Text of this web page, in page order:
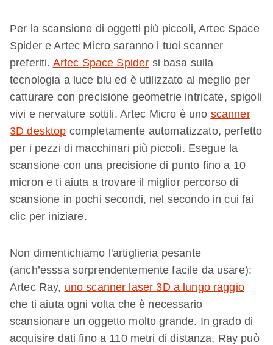
Per la scansione di oggetti più piccoli, Artec Space
Spider e Artec Micro saranno i tuoi scanner
preferiti. Artec Space Spider si basa sulla
tecnologia a luce blu ed è utilizzato al meglio per
catturare con precisione geometrie intricate, spigoli
vivi e nervature sottili. Artec Micro è uno scanner
3D desktop completamente automatizzato, perfetto
per i pezzi di macchinari più piccoli. Esegue la
scansione con una precisione di punto fino a 10
micron e ti aiuta a trovare il miglior percorso di
scansione in pochi secondi, nel secondo in cui fai
clic per iniziare.
Non dimentichiamo l'artiglieria pesante
(anch’esssa sorprendentemente facile da usare):
Artec Ray, uno scanner laser 3D a lungo raggio
che ti aiuta ogni volta che è necessario
scansionare un oggetto molto grande. In grado di
acquisire dati fino a 110 metri di distanza, Ray può